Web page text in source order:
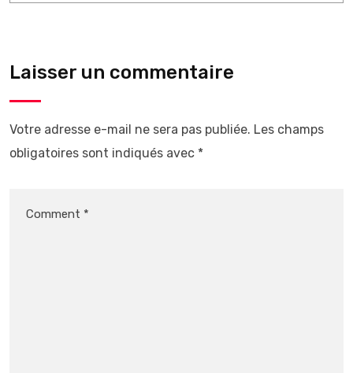
Laisser un commentaire
Votre adresse e-mail ne sera pas publiée. Les champs
obligatoires sont indiqués avec *